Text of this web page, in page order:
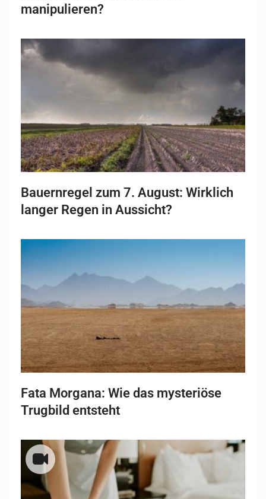
manipulieren?
Bauernregel zum 7. August: Wirklich
langer Regen in Aussicht?
Fata Morgana: Wie das mysteriöse
Trugbild entsteht